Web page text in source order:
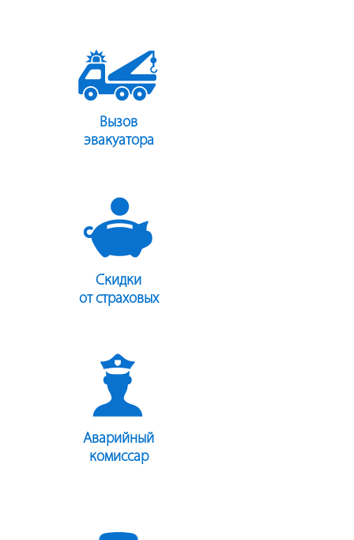
Вызов
эвакуатора
Скидки
от страховых
Аварийный
комиссар